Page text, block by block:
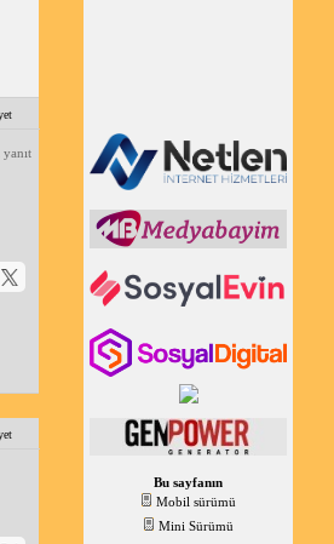
yanıt
Bu sayfanın
Mobil sürümü
Mini Sürümü